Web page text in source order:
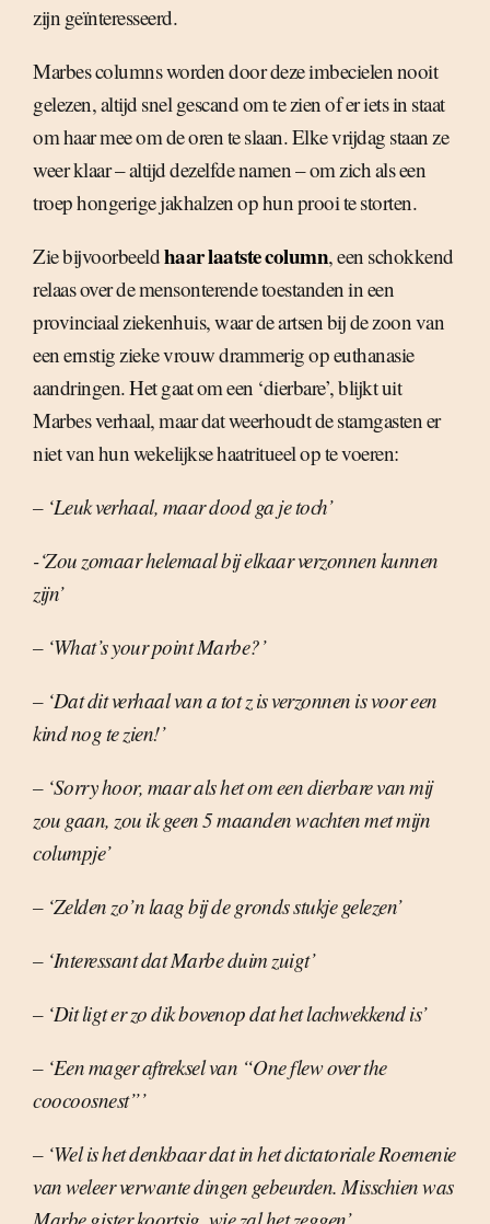
zijn geïnteresseerd.
Marbes columns worden door deze imbecielen nooit
gelezen, altijd snel gescand om te zien of er iets in staat
om haar mee om de oren te slaan. Elke vrijdag staan ze
weer klaar – altijd dezelfde namen – om zich als een
troep hongerige jakhalzen op hun prooi te storten.
Zie bijvoorbeeldhaar laatste column, een schokkend
relaas over de mensonterende toestanden in een
provinciaal ziekenhuis, waar de artsen bij de zoon van
een ernstig zieke vrouw drammerig op euthanasie
aandringen. Het gaat om een ‘dierbare’, blijkt uit
Marbes verhaal, maar dat weerhoudt de stamgasten er
niet van hun wekelijkse haatritueel op te voeren:
– ‘Leuk verhaal, maar dood ga je toch’
-‘Zou zomaar helemaal bij elkaar verzonnen kunnen
zijn’
– ‘What’s your point Marbe?’
– ‘Dat dit verhaal van a tot z is verzonnen is voor een
kind nog te zien!’
– ‘Sorry hoor, maar als het om een dierbare van mij
zou gaan, zou ik geen 5 maanden wachten met mijn
columpje’
– ‘Zelden zo’n laag bij de gronds stukje gelezen’
– ‘Interessant dat Marbe duim zuigt’
– ‘Dit ligt er zo dik bovenop dat het lachwekkend is’
– ‘Een mager aftreksel van “One flew over the
coocoosnest”’
– ‘Wel is het denkbaar dat in het dictatoriale Roemenie
van weleer verwante dingen gebeurden. Misschien was